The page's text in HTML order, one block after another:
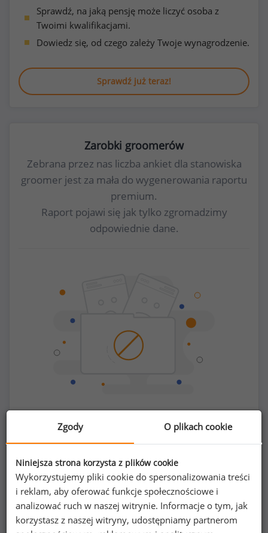
Sprawdź, na jaką pensję może liczyć osoba z
Twoimi kwalifikacjami.
Dowiedz się, od czego zależy Twoje wynagrodzenie.
Sprawdź już teraz!
Zarobki groomerów
Zebrana przez nas liczba ankiet dla stanowiska
groomer jest za mała do wygenerowania raportu
premium.
Raport pojawi się jak tylko zgromadzimy
odpowiednie dane.
Chcesz porównać swoje zarobki z innymi?
Sprawdź ile powinieneś zarabiać
Zgody O plikach cookie
Niniejsza strona korzysta z plików cookie
Wykorzystujemy pliki cookie do spersonalizowania treści
i reklam, aby oferować funkcje społecznościowe i
analizować ruch w naszej witrynie. Informacje o tym, jak
korzystasz z naszej witryny, udostępniamy partnerom